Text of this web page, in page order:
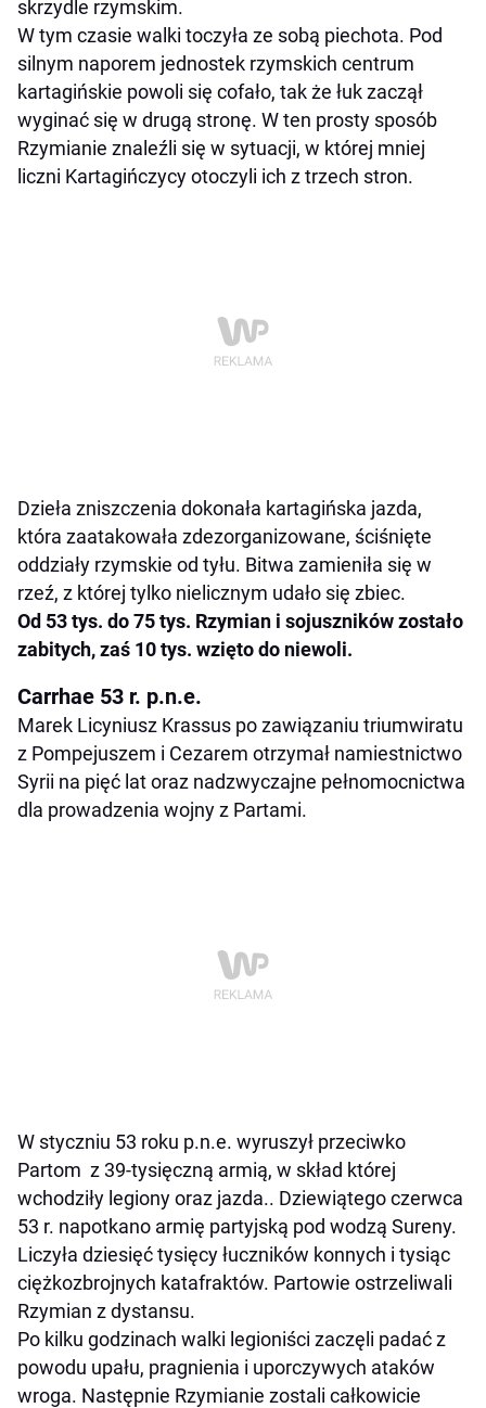
skrzydle rzymskim.
W tym czasie walki toczyła ze sobą piechota. Pod
silnym naporem jednostek rzymskich centrum
kartagińskie powoli się cofało, tak że łuk zaczął
wyginać się w drugą stronę. W ten prosty sposób
Rzymianie znaleźli się w sytuacji, w której mniej
liczni Kartagińczycy otoczyli ich z trzech stron.
Dzieła zniszczenia dokonała kartagińska jazda,
która zaatakowała zdezorganizowane, ściśnięte
oddziały rzymskie od tyłu. Bitwa zamieniła się w
rzeź, z której tylko nielicznym udało się zbiec.
Od 53 tys. do 75 tys. Rzymian i sojuszników zostało
zabitych, zaś 10 tys. wzięto do niewoli.
Carrhae 53 r. p.n.e.
Marek Licyniusz Krassus po zawiązaniu triumwiratu
z Pompejuszem i Cezarem otrzymał namiestnictwo
Syrii na pięć lat oraz nadzwyczajne pełnomocnictwa
dla prowadzenia wojny z Partami.
W styczniu 53 roku p.n.e. wyruszył przeciwko
Partom z 39-tysięczną armią, w skład której
wchodziły legiony oraz jazda.. Dziewiątego czerwca
53 r. napotkano armię partyjską pod wodzą Sureny.
Liczyła dziesięć tysięcy łuczników konnych i tysiąc
ciężkozbrojnych katafraktów. Partowie ostrzeliwali
Rzymian z dystansu.
Po kilku godzinach walki legioniści zaczęli padać z
powodu upału, pragnienia i uporczywych ataków
wroga. Następnie Rzymianie zostali całkowicie